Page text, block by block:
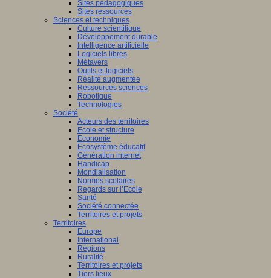
Sites pédagogiques
Sites ressources
Sciences et techniques
Culture scientifique
Développement durable
Intelligence artificielle
Logiciels libres
Métavers
Outils et logiciels
Réalité augmentée
Ressources sciences
Robotique
Technologies
Société
Acteurs des territoires
Ecole et structure
Economie
Ecosystème éducatif
Génération internet
Handicap
Mondialisation
Normes scolaires
Regards sur l’Ecole
Santé
Société connectée
Territoires et projets
Territoires
Europe
International
Régions
Ruralité
Territoires et projets
Tiers lieux